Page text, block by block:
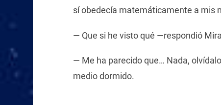
sí obedecía matemáticamente a mis
— Que si he visto qué —respondió
— Me ha parecido que… Nada,
medio dormido.